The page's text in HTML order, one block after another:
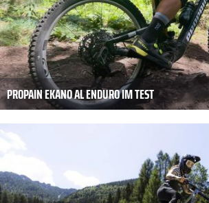
PROPAIN EKANO AL ENDURO IM TEST